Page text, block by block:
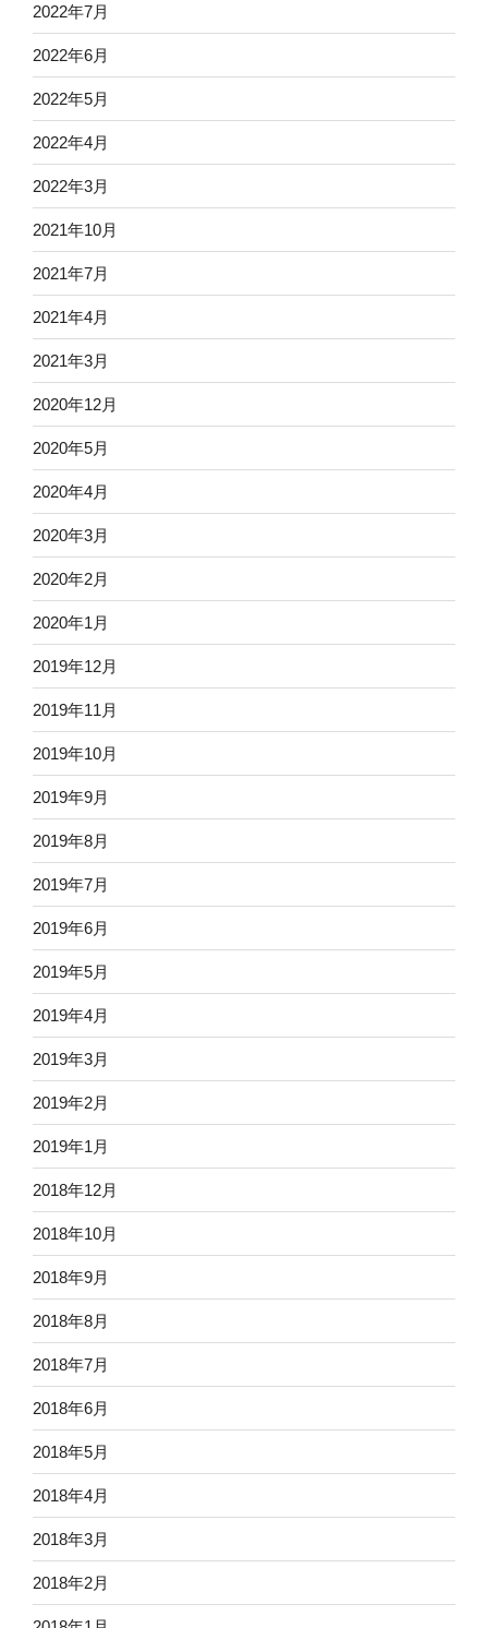
2022年7月
2022年6月
2022年5月
2022年4月
2022年3月
2021年10月
2021年7月
2021年4月
2021年3月
2020年12月
2020年5月
2020年4月
2020年3月
2020年2月
2020年1月
2019年12月
2019年11月
2019年10月
2019年9月
2019年8月
2019年7月
2019年6月
2019年5月
2019年4月
2019年3月
2019年2月
2019年1月
2018年12月
2018年10月
2018年9月
2018年8月
2018年7月
2018年6月
2018年5月
2018年4月
2018年3月
2018年2月